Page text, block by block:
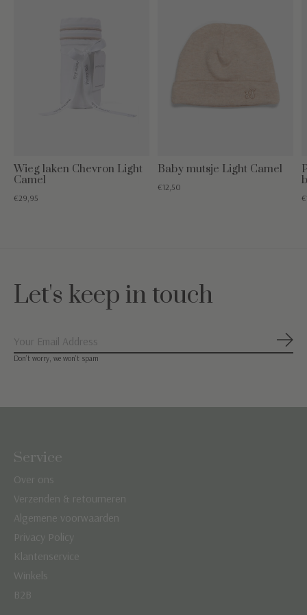
Wieg laken Chevron Light
Camel
€29,95
Baby mutsje Light Camel
€12,50
Let's keep in touch
Don’t worry, we won’t spam
Service
Over ons
Verzenden & retourneren
Algemene voorwaarden
Privacy Policy
Klantenservice
Winkels
B2B